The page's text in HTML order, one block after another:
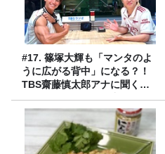
#17. 篠塚大輝も「マンタのよ
うに広がる背中」になる？！
TBS齋藤慎太郎アナに聞くメ
ンズフィジークの魅力！！